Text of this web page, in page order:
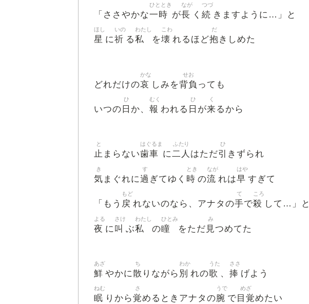
「ささやかな一時
ひととき
が長
なが
く 続
つづ
きますように…」と
星
ほし
に祈
いの
る私
わたし
を壊
こわ
れるほど抱
だ
きしめた
どれだけの哀
かな
しみを背負
せお
っても
いつの 日
ひ
か、 報
むく
われる 日
ひ
が来
く
るから
止
と
まらない歯車
はぐるま
に二人
ふたり
はただ引
ひ
きずられ
気
き
まぐれに過
す
ぎてゆく 時
とき
の流
なが
れは早
はや
すぎて
「もう 戻
もど
れないのなら、アナタの手
て
で殺
ころ
して…」と
夜
よる
に叫
さけ
ぶ私
わたし
の瞳
ひとみ
をただ 見
み
つめてた
鮮
あざ
やかに散
ち
りながら 別
わか
れの歌
うた
、 捧
ささ
げよう
眠
ねむ
りから覚
さ
めるときアナタの腕
うで
で 目覚
めざ
めたい